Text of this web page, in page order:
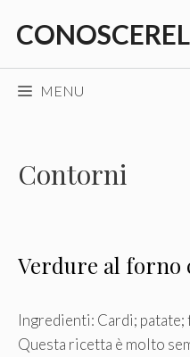
MENU
Contorni
Verdure al forno
Ingredienti: Cardi;
Questa ricetta è molto